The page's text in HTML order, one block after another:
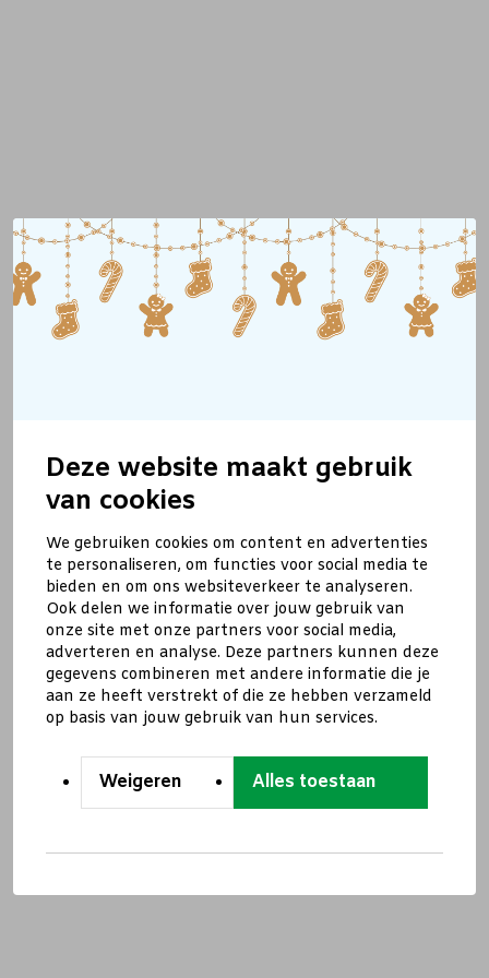
Deze website maakt gebruik
van cookies
We gebruiken cookies om content en advertenties
te personaliseren, om functies voor social media te
bieden en om ons websiteverkeer te analyseren.
Ook delen we informatie over jouw gebruik van
onze site met onze partners voor social media,
adverteren en analyse. Deze partners kunnen deze
gegevens combineren met andere informatie die je
aan ze heeft verstrekt of die ze hebben verzameld
op basis van jouw gebruik van hun services.
Weigeren Alles toestaan